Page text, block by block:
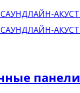
панели